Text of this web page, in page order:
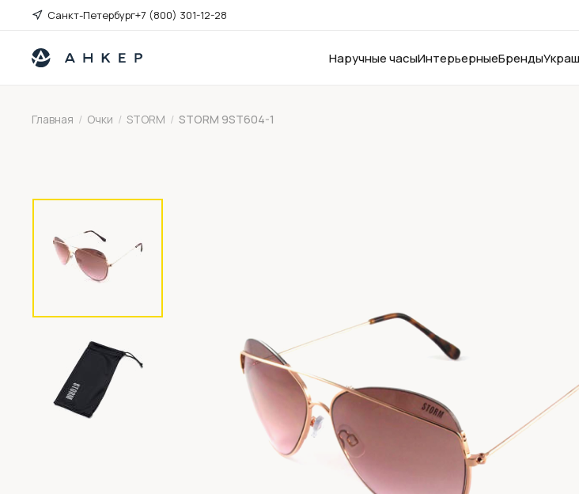
Санкт-Петербург+7 (800) 301-12-28
Наручные часыИнтерьерныеБренды
Главная / Очки / STORM / STORM 9ST604-1